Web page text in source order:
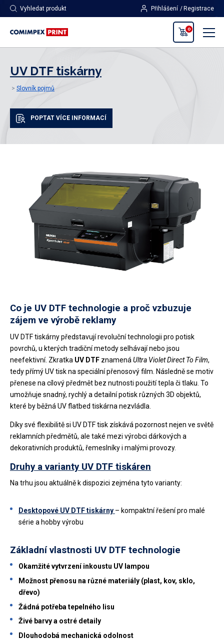
Vyhledat produkt Přihlášení Registrace
0
UV DTF tiskárny
Slovník pojmů
POPTAT VÍCE INFORMACÍ
Co je UV DTF technologie a proč vzbuzuje
zájem ve výrobě reklamy
UV DTF tiskárny představují revoluční technologii pro potisk
povrchů, u kterých tradiční metody selhávají nebo jsou
neefektivní. Zkratka UV DTF znamená Ultra Violet Direct To Film,
tedy přímý UV tisk na speciální přenosový film. Následně se motiv
přenese na cílový předmět bez nutnosti použití tepla či tlaku. To
umožňuje snadný, rychlý a detailní potisk různých 3D objektů,
které by běžná UV flatbed tiskárna nezvládla.
Díky své flexibilitě si UV DTF tisk získává pozornost nejen ve světě
reklamních předmětů, ale také mezi výrobci dárkových a
dekorativních produktů, řemeslníky i malými provozy.
Druhy a varianty UV DTF tiskáren
Na trhu jsou aktuálně k dispozici zejména tyto varianty:
Desktopové UV DTF tiskárny – kompaktní řešení pro malé
série a hobby výrobu
Základní vlastnosti UV DTF technologie
Okamžité vytvrzení inkoustu UV lampou
Možnost přenosu na různé materiály (plast, kov, sklo,
dřevo)
Žádná potřeba tepelného lisu
Živé barvy a ostré detaily
Dlouhodobá mechanická odolnost